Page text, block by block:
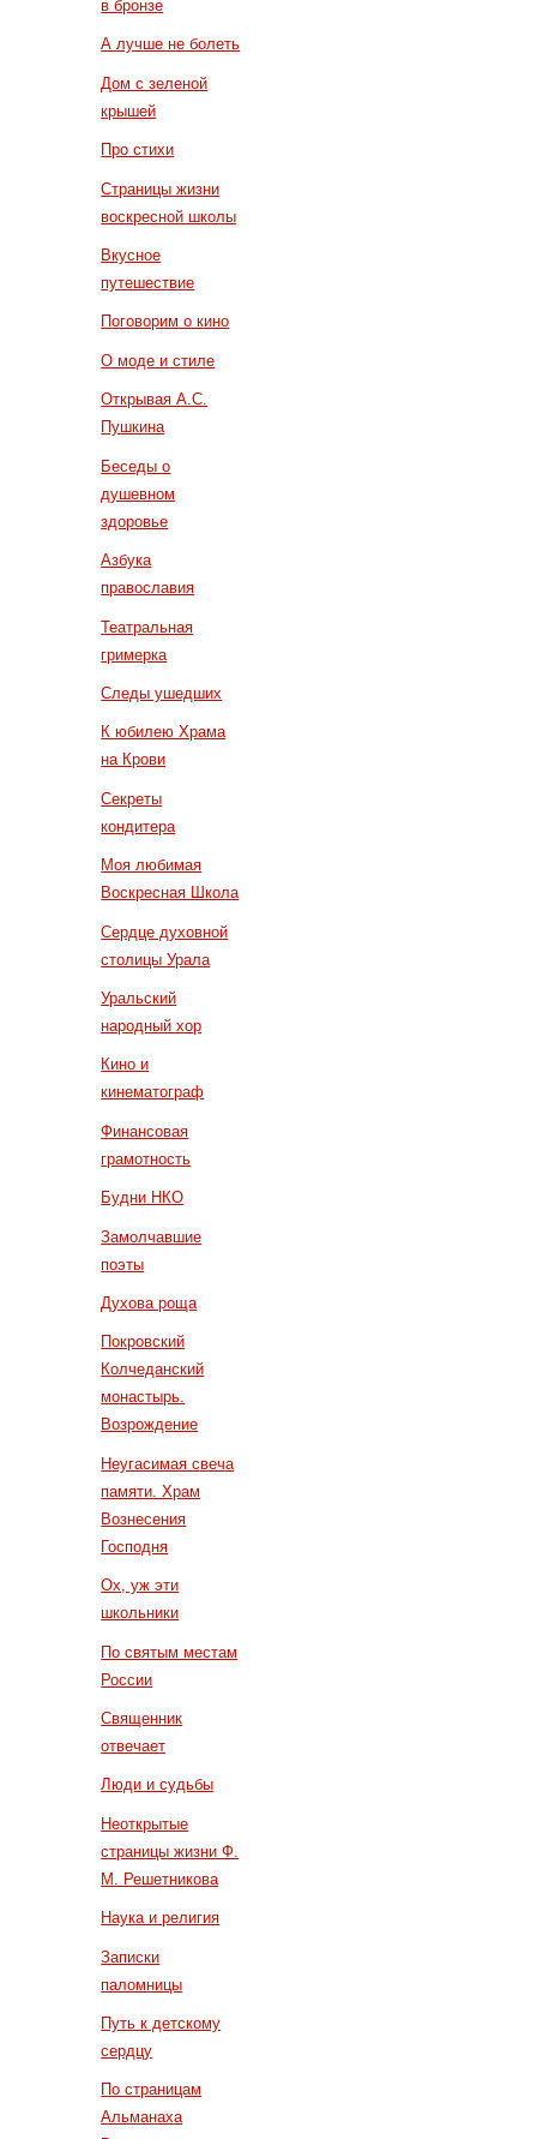
в бронзе
А лучше не болеть
Дом с зеленой
крышей
Про стихи
Страницы жизни
воскресной школы
Вкусное
путешествие
Поговорим о кино
О моде и стиле
Открывая А.С.
Пушкина
Беседы о
душевном
здоровье
Азбука
православия
Театральная
гримерка
Следы ушедших
К юбилею Храма
на Крови
Секреты
кондитера
Моя любимая
Воскресная Школа
Сердце духовной
столицы Урала
Уральский
народный хор
Кино и
кинематограф
Финансовая
грамотность
Будни НКО
Замолчавшие
поэты
Духова роща
Покровский
Колчеданский
монастырь.
Возрождение
Неугасимая свеча
памяти. Храм
Вознесения
Господня
Ох, уж эти
школьники
По святым местам
России
Священник
отвечает
Люди и судьбы
Неоткрытые
страницы жизни Ф.
М. Решетникова
Наука и религия
Записки
паломницы
Путь к детскому
сердцу
По страницам
Альманаха